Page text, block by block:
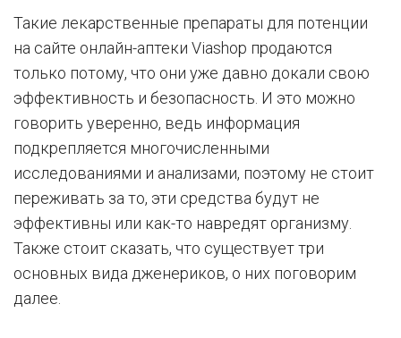
Такие лекарственные препараты для потенции
на сайте онлайн-аптеки Viashop продаются
только потому, что они уже давно докали свою
эффективность и безопасность. И это можно
говорить уверенно, ведь информация
подкрепляется многочисленными
исследованиями и анализами, поэтому не стоит
переживать за то, эти средства будут не
эффективны или как-то навредят организму.
Также стоит сказать, что существует три
основных вида дженериков, о них поговорим
далее.